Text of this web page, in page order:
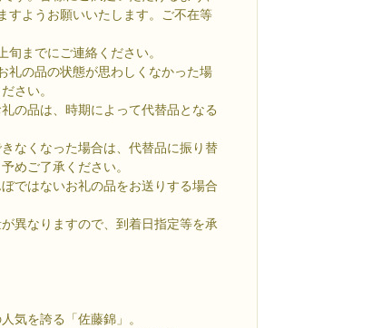
すようお願いいたします。ご不在等
旬までにご連絡ください。
礼の品の状態が思わしくなかった場
さい。
の品は、時期によって代替品となる
なくなった場合は、代替品に振り替
めご了承ください。
ではないお礼の品をお送りする場合
異なりますので、到着日指定等を承
気を誇る「佐藤錦」。